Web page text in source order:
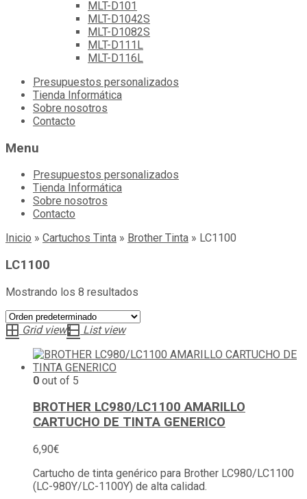
MLT-D101
MLT-D1042S
MLT-D1082S
MLT-D111L
MLT-D116L
Skip
content
Presupuestos personalizados
Tienda Informática
Sobre nosotros
Contacto
Menu
Presupuestos personalizados
Tienda Informática
Sobre nosotros
Contacto
Inicio » Cartuchos Tinta » Brother Tinta » LC1100
LC1100
Mostrando los 8 resultados
Grid view List view
0 out of 5
BROTHER LC980/LC1100 AMARILLO
CARTUCHO DE TINTA GENERICO
6,90€
Cartucho de tinta genérico para Brother LC980/LC1100
(LC-980Y/LC-1100Y) de alta calidad.